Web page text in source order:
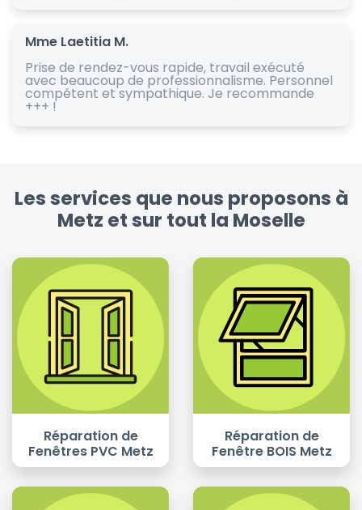
Mme Laetitia M.
Prise de rendez-vous rapide, travail exécuté
avec beaucoup de professionnalisme. Personnel
compétent et sympathique. Je recommande
+++ !
Les services que nous proposons à
Metz et sur tout la Moselle
Réparation de
Fenêtres PVC Metz
Réparation de
Fenêtre BOIS Metz